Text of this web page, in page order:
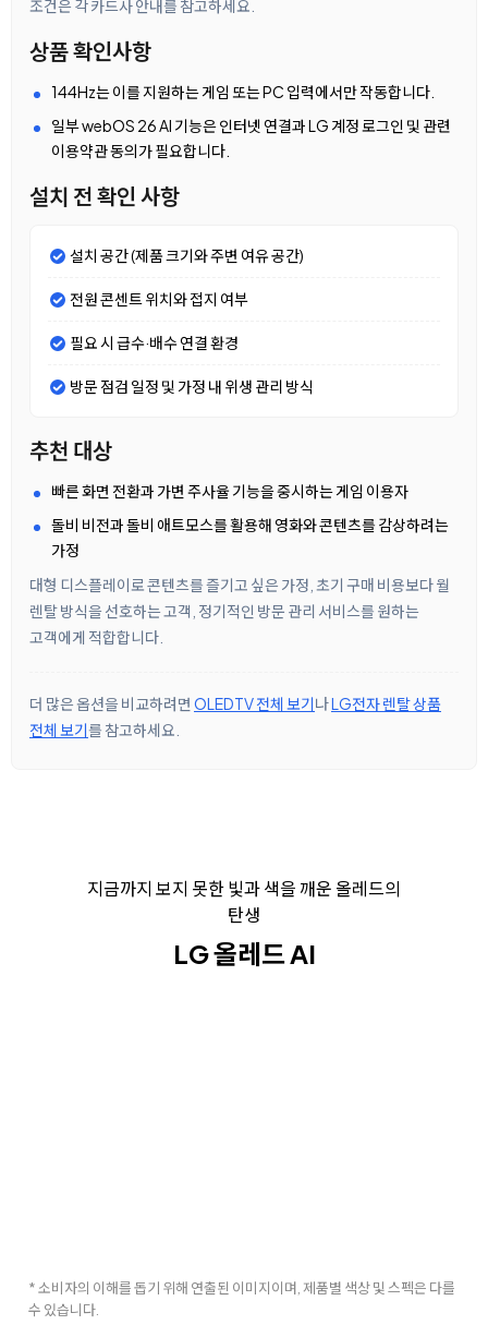
조건은 각 카드사 안내를 참고하세요.
상품 확인사항
144Hz는 이를 지원하는 게임 또는 PC 입력에서만 작동합니다.
일부 webOS 26 AI 기능은 인터넷 연결과 LG 계정 로그인 및 관련
이용약관 동의가 필요합니다.
설치 전 확인 사항
설치 공간 (제품 크기와 주변 여유 공간)
전원 콘센트 위치와 접지 여부
필요 시 급수·배수 연결 환경
방문 점검 일정 및 가정 내 위생 관리 방식
추천 대상
빠른 화면 전환과 가변 주사율 기능을 중시하는 게임 이용자
돌비 비전과 돌비 애트모스를 활용해 영화와 콘텐츠를 감상하려는
가정
대형 디스플레이로 콘텐츠를 즐기고 싶은 가정, 초기 구매 비용보다 월
렌탈 방식을 선호하는 고객, 정기적인 방문 관리 서비스를 원하는
고객에게 적합합니다.
더 많은 옵션을 비교하려면 OLEDTV 전체 보기나LG전자 렌탈 상품
전체 보기를 참고하세요.
지금까지 보지 못한 빛과 색을 깨운 올레드의
탄생
LG 올레드 AI
* 소비자의 이해를 돕기 위해 연출된 이미지이며, 제품별 색상 및 스펙은 다를
수 있습니다.